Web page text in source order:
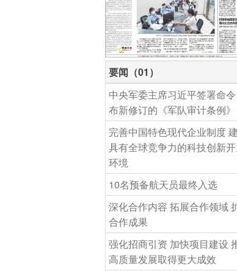
要闻（01）
中央军委主席习近平签署命
布新修订的《军队审计条例》
完善中国特色现代企业制度
具有全球竞争力的科技创新
环境
10名预备航天员最终入选
深化合作内容 拓展合作领域
合作成果
强化招商引资 加快项目建设
高质量发展取得更大成效